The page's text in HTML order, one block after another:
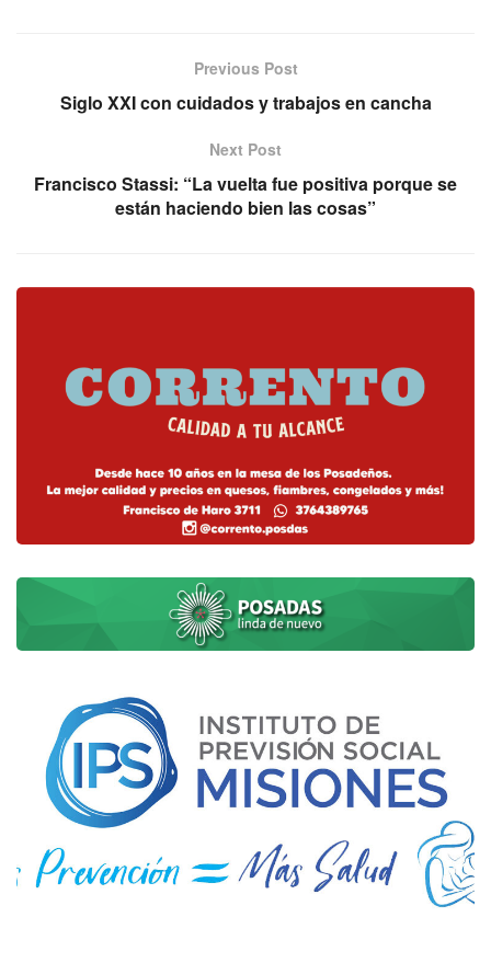
Previous Post
Siglo XXI con cuidados y trabajos en cancha
Next Post
Francisco Stassi: “La vuelta fue positiva porque se
están haciendo bien las cosas”